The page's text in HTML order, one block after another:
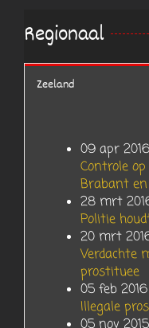
Regionaal
Zeeland
09 apr
Controle
Brabant
28 mrt
Politie
20 mrt
Verdachte
prostituee
05 feb
Illegale